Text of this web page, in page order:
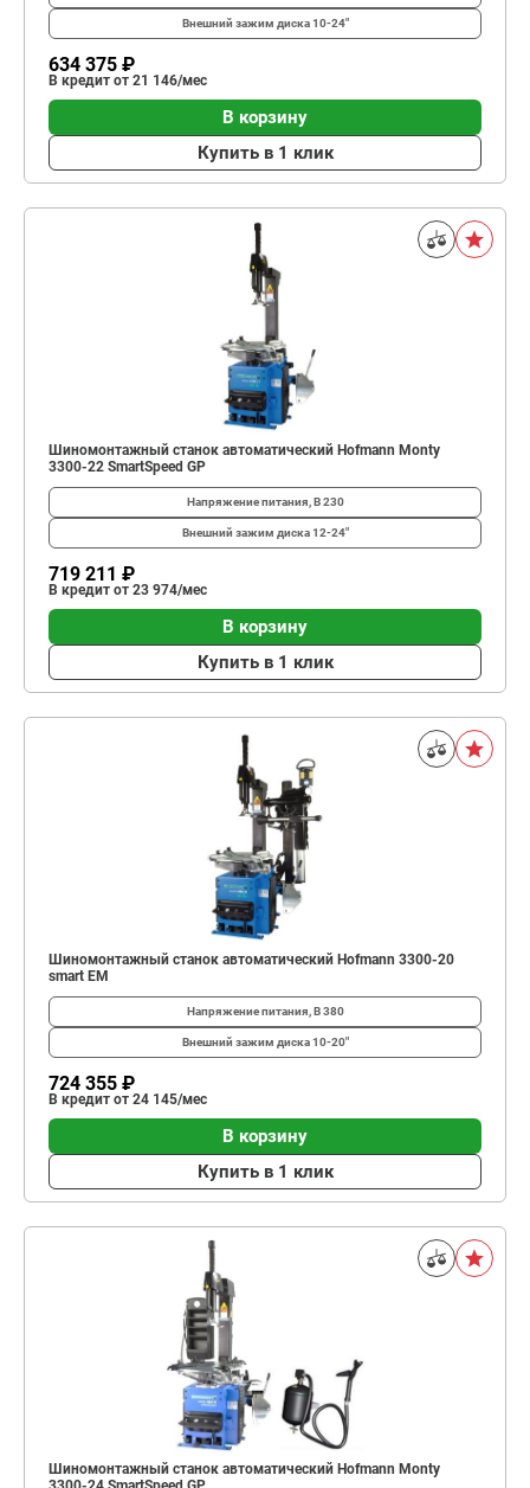
Внешний зажим диска10-24"
634 375 ₽
В кредит от 21 146/мес
В корзину
Купить в 1 клик
Шиномонтажный станок автоматический Hofmann Monty
3300-22 SmartSpeed GP
Напряжение питания, В230
Внешний зажим диска12-24"
719 211 ₽
В кредит от 23 974/мес
В корзину
Купить в 1 клик
Шиномонтажный станок автоматический Hofmann 3300-20
smart EM
Напряжение питания, В380
Внешний зажим диска10-20"
724 355 ₽
В кредит от 24 145/мес
В корзину
Купить в 1 клик
Шиномонтажный станок автоматический Hofmann Monty